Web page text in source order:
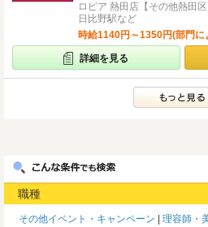
ロピア 熱田店【その他熱田
日比野駅など
時給1140円～1350円(部門に
詳細を見る
職種
その他イベント・キャンペーン 理容師・